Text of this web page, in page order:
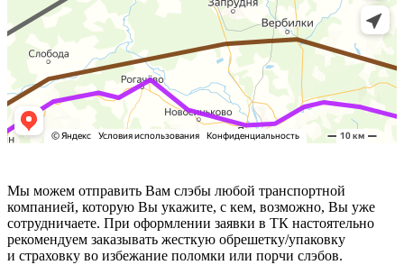
Мы можем отправить Вам слэбы любой транспортной
компанией, которую Вы укажите, с кем, возможно, Вы уже
сотрудничаете. При оформлении заявки в ТК настоятельно
рекомендуем заказывать жесткую обрешетку/упаковку
и страховку во избежание поломки или порчи слэбов.